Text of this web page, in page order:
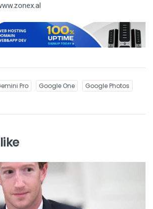
Pro Google One
Google Photos